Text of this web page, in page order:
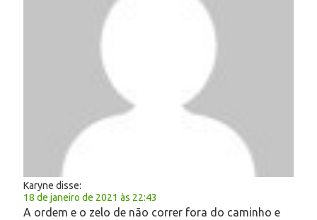
Karyne disse:
18 de janeiro de 2021 às 22:43
A ordem e o zelo de não correr fora do caminho e